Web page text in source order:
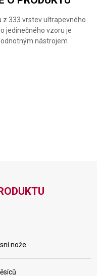
CRYSTAL
z 333 vrstev ultrapevného
jedinečného vzoru je
nástrojem
nože